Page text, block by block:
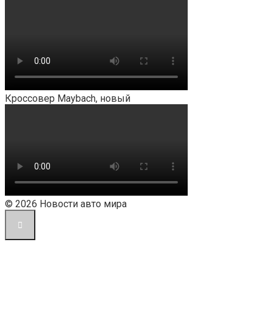
Кроссовер Maybach, новый
© 2026 Новости авто мира